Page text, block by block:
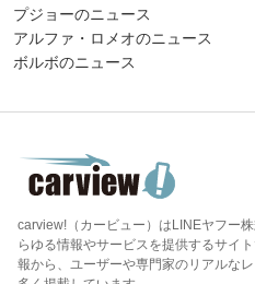
プジョーのニュース
アルファ・ロメオのニュース
ボルボのニュース
carview!（カービュー）はLINEヤフー
らゆる情報やサービスを提供するサイ
報から、ユーザーや専門家のリアルな